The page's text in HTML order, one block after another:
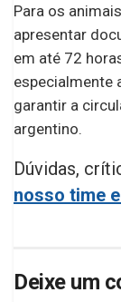
Para os
apresentar
em até 72
especialmente
garantir a
argentino.
Dúvidas,
nosso time
Deixe um